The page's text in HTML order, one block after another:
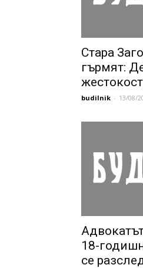
Стара
гърмят:
budilnik - 13/08/
18-
се